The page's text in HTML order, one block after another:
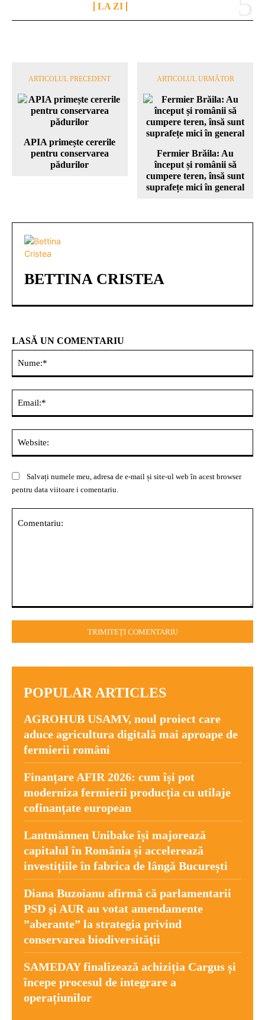
LA ZI
ARTICOLUL PRECEDENT
APIA primește cererile
pentru conservarea
pădurilor
ARTICOLUL URMĂTOR
Fermier Brăila: Au
început și românii să
cumpere teren, însă sunt
suprafețe mici în general
BETTINA CRISTEA
LASĂ UN COMENTARIU
Salvați numele meu, adresa de e-mail și site-ul web în acest browser
pentru data viitoare i comentariu.
POPULAR ARTICLES
AGROHUB USAMV, noul proiect care
aduce agricultura digitală mai aproape de
fermierii români
Finanțare AFIR 2026: cum își pot
moderniza fermierii producția cu utilaje
cofinanțate european
Lantmännen Unibake își majorează
capitalul în România și accelerează
investițiile în fabrica de lângă București
Diana Buzoianu afirmă că parlamentarii
PSD şi AUR au votat amendamente
”aberante” la strategia privind
conservarea biodiversităţii
SAMEDAY finalizează achiziția Cargus și
începe procesul de integrare a
operațiunilor